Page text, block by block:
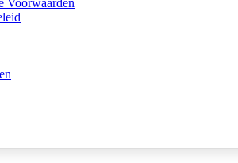
Voorwaarden